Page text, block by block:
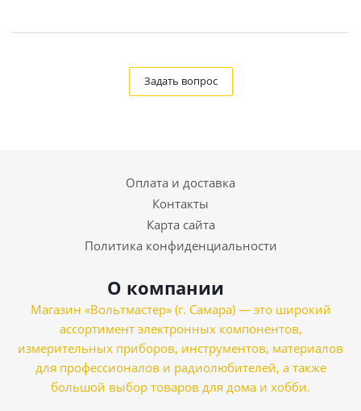
Задать вопрос
Оплата и доставка
Контакты
Карта сайта
Политика конфиденциальности
О компании
Магазин «Вольтмастер» (г. Самара) — это широкий
ассортимент электронных компонентов,
измерительных приборов, инструментов, материалов
для профессионалов и радиолюбителей, а также
большой выбор товаров для дома и хобби.